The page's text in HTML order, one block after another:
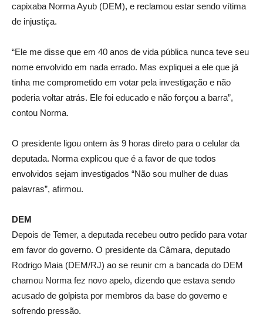
capixaba Norma Ayub (DEM), e reclamou estar sendo vítima
de injustiça.
“Ele me disse que em 40 anos de vida pública nunca teve seu
nome envolvido em nada errado. Mas expliquei a ele que já
tinha me comprometido em votar pela investigação e não
poderia voltar atrás. Ele foi educado e não forçou a barra”,
contou Norma.
O presidente ligou ontem às 9 horas direto para o celular da
deputada. Norma explicou que é a favor de que todos
envolvidos sejam investigados “Não sou mulher de duas
palavras”, afirmou.
DEM
Depois de Temer, a deputada recebeu outro pedido para votar
em favor do governo. O presidente da Câmara, deputado
Rodrigo Maia (DEM/RJ) ao se reunir cm a bancada do DEM
chamou Norma fez novo apelo, dizendo que estava sendo
acusado de golpista por membros da base do governo e
sofrendo pressão.